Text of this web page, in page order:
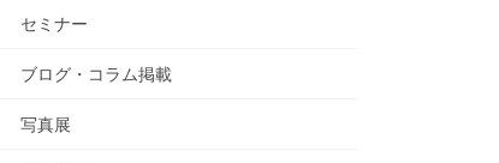
セミナー
ブログ・コラム掲載
写真展